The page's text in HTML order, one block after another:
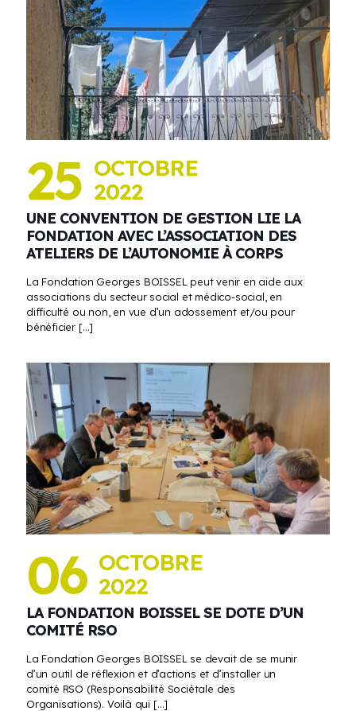
25 OCTOBRE
2022
UNE CONVENTION DE GESTION LIE LA
FONDATION AVEC L’ASSOCIATION DES
ATELIERS DE L’AUTONOMIE À CORPS
La Fondation Georges BOISSEL peut venir en aide aux
associations du secteur social et médico-social, en
difficulté ou non, en vue d’un adossement et/ou pour
bénéficier […]
06 OCTOBRE
2022
LA FONDATION BOISSEL SE DOTE D’UN
COMITÉ RSO
La Fondation Georges BOISSEL se devait de se munir
d’un outil de réflexion et d’actions et d’installer un
comité RSO (Responsabilité Sociétale des
Organisations). Voilà qui […]